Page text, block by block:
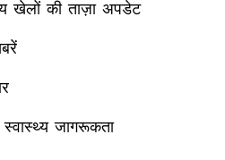
खेलों की ताज़ा अपडेट
जागरूकता